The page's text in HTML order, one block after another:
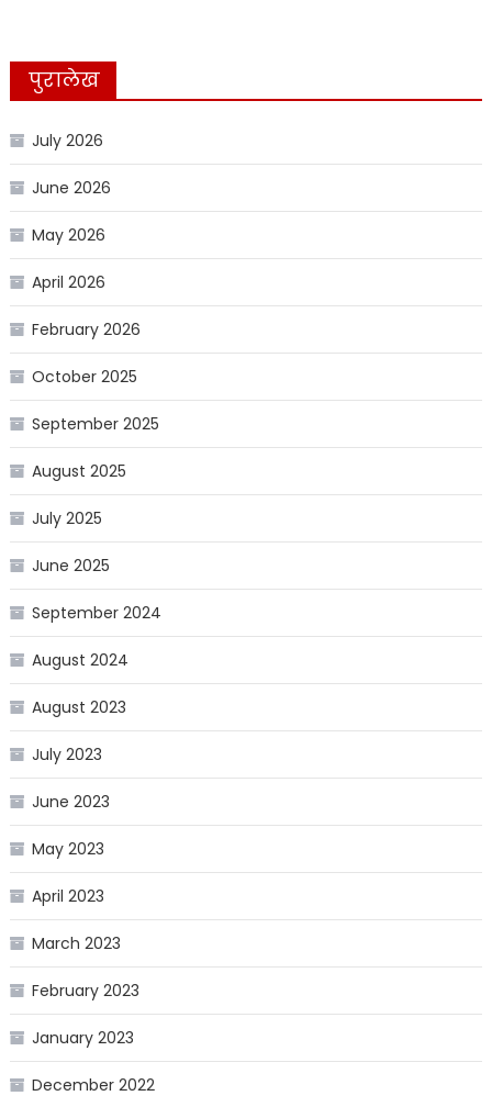
पुरालेख
July 2026
June 2026
May 2026
April 2026
February 2026
October 2025
September 2025
August 2025
July 2025
June 2025
September 2024
August 2024
August 2023
July 2023
June 2023
May 2023
April 2023
March 2023
February 2023
January 2023
December 2022